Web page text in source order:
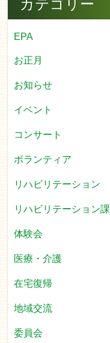
カテゴリー
EPA
お正月
お知らせ
イベント
コンサート
ボランティア
リハビリテーション
リハビリテーション課
体験会
医療・介護
在宅復帰
地域交流
委員会